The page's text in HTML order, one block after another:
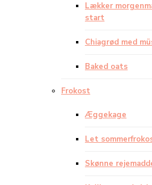
Lækker
start
Chiagrød med
Baked oats
Frokost
Æggekage
Let
Skønne